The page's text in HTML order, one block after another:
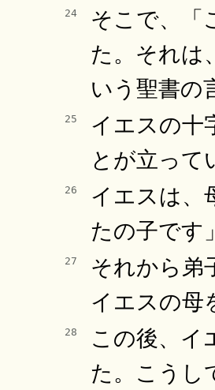
24
そこで、「
た。それは
いう聖書の
25
イエスの十
とが立って
26
イエスは、
たの子です
27
それから弟
イエスの母
28
この後、イ
た。こうし